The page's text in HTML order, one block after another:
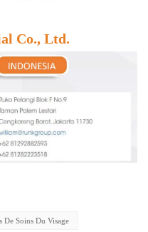
Co., Ltd.
De Soins Du Visage